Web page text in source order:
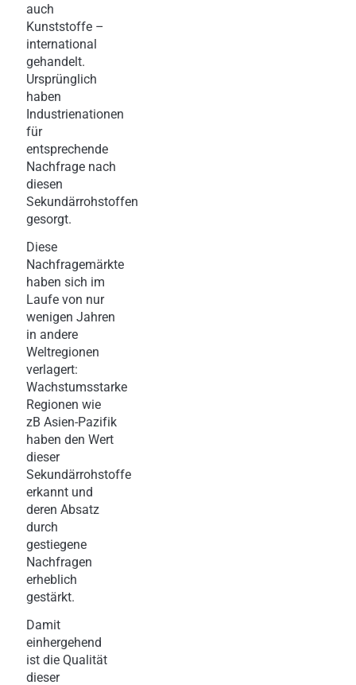
auch
Kunststoffe –
international
gehandelt.
Ursprünglich
haben
Industrienationen
für
entsprechende
Nachfrage nach
diesen
Sekundärrohstoffen
gesorgt.
Diese
Nachfragemärkte
haben sich im
Laufe von nur
wenigen Jahren
in andere
Weltregionen
verlagert:
Wachstumsstarke
Regionen wie
zB Asien-Pazifik
haben den Wert
dieser
Sekundärrohstoffe
erkannt und
deren Absatz
durch
gestiegene
Nachfragen
erheblich
gestärkt.
Damit
einhergehend
ist die Qualität
dieser